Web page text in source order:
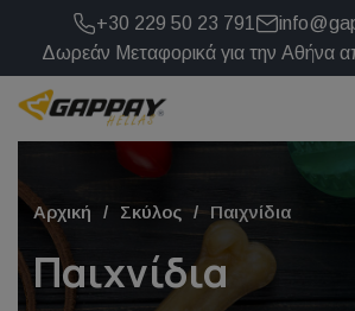
+30 229 50 23 791
Δωρεάν Μεταφορικά για την Αθήνα
Αρχική Σκύλος Παιχνίδια
Παιχνίδια